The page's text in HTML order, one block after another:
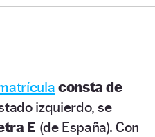
consta de
izquierdo, se
E (de España). Con